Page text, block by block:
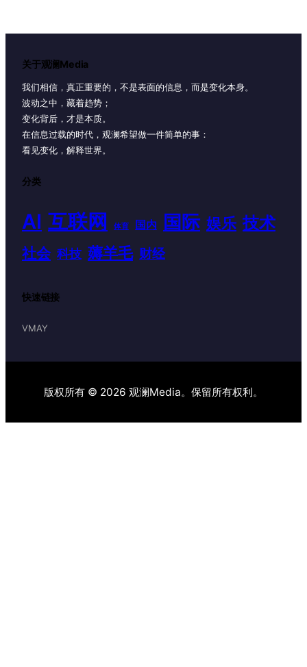
关于观澜Media
我们相信，真正重要的，不是表面的信息，而是变化本身。
波动之中，藏着趋势；
变化背后，才是本质。
在信息过载的时代，观澜希望做一件简单的事：
看见变化，解释世界。
分类
AI 互联网 体育 国内 国际 娱乐 技术
社会 科技 薅羊毛 财经
快速链接
VMAY
版权所有 © 2026 观澜Media。保留所有权利。